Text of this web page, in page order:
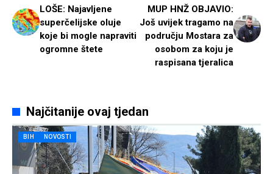
LOŠE: Najavljene
superčelijske oluje
koje bi mogle napraviti
ogromne štete
MUP HNŽ OBJAVIO:
Još uvijek tragamo na
području Mostara za
osobom za koju je
raspisana tjeralica
Najčitanije ovaj tjedan
BIH NOVOSTI